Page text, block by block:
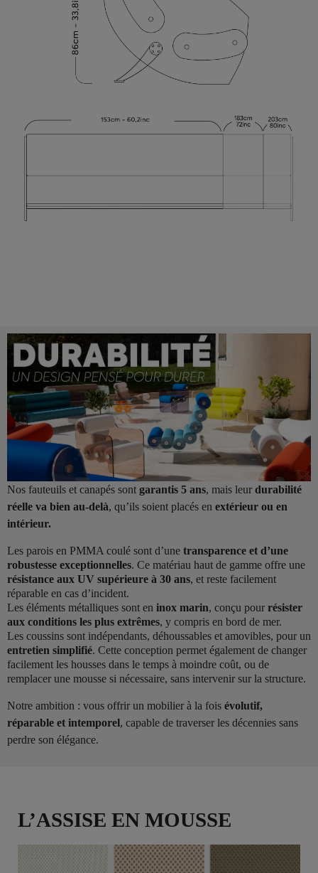
Nos fauteuils et canapés sont garantis 5 ans, mais leur durabilité
réelle va bien au-delà, qu’ils soient placés en extérieur ou en
intérieur.
Les parois en PMMA coulé sont d’une transparence et d’une
robustesse exceptionnelles. Ce matériau haut de gamme offre une
résistance aux UV supérieure à 30 ans, et reste facilement
réparable en cas d’incident.
Les éléments métalliques sont en inox marin, conçu pour résister
aux conditions les plus extrêmes, y compris en bord de mer.
Les coussins sont indépendants, déhoussables et amovibles, pour un
entretien simplifié. Cette conception permet également de changer
facilement les housses dans le temps à moindre coût, ou de
remplacer une mousse si nécessaire, sans intervenir sur la structure.
Notre ambition : vous offrir un mobilier à la fois évolutif,
réparable et intemporel, capable de traverser les décennies sans
perdre son élégance.
L’ASSISE EN MOUSSE